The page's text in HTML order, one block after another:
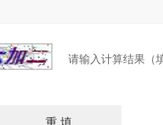
请输入计算结果（